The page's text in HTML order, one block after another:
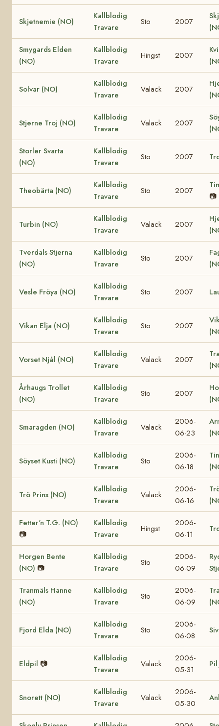
Skjetnemie (NO)
Kallblodig
Travare
Sto 2007
Smygards Elden
(NO)
Kallblodig
Travare
Hingst 2007
Solvar (NO)
Kallblodig
Travare
Valack 2007
Stjerne Troj (NO)
Kallblodig
Travare
Valack 2007
Storler Svarta
(NO)
Kallblodig
Travare
Sto 2007
Theobärta (NO)
Kallblodig
Travare
Sto 2007
📷
Turbin (NO)
Kallblodig
Travare
Valack 2007
Tverdals Stjerna
(NO)
Kallblodig
Travare
Sto 2007
Vesle Fröya (NO)
Kallblodig
Travare
Sto 2007
Vikan Elja (NO)
Kallblodig
Travare
Sto 2007
Vorset Njål (NO)
Kallblodig
Travare
Valack 2007
Århaugs Trollet
(NO)
Kallblodig
Travare
Sto 2007
Smaragden (NO)
Kallblodig
Travare
Valack
2006-
06-23
Söyset Kusti (NO)
Kallblodig
Travare
Sto
2006-
06-18
Trö Prins (NO)
Kallblodig
Travare
Valack
2006-
06-16
Fetter'n T.G. (NO)
📷
Kallblodig
Travare
Hingst
2006-
06-11
Horgen Bente
(NO) 📷
Kallblodig
Travare
Sto
2006-
06-09
Tranmäls Hanne
(NO)
Kallblodig
Travare
Sto
2006-
06-09
Fjord Elda (NO)
Kallblodig
Travare
Sto
2006-
06-08
Eldpil 📷
Kallblodig
Travare
Valack
2006-
05-31
Pil
Snorett (NO)
Kallblodig
Travare
Valack
2006-
05-30